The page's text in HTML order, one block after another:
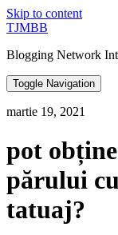
Skip to content
TJMBB
Blogging Network
Toggle Navigation
martie 19, 2021
pot
părului
tatuaj?